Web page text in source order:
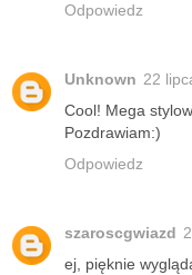
Odpowiedz
Unknown 22
Cool! Mega
Pozdrawiam:)
Odpowiedz
szaroscgwiazd
ej, pięknie